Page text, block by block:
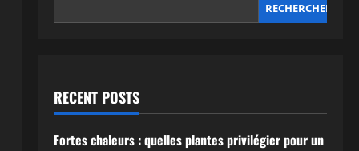
RECHERCHER
RECENT POSTS
Fortes chaleurs : quelles plantes privilégier pour un